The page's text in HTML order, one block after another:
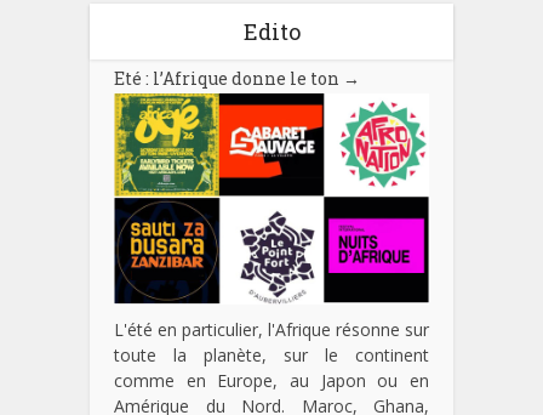
Edito
Eté : l’Afrique donne le ton →
L'été en particulier, l'Afrique résonne sur
toute la planète, sur le continent
comme en Europe, au Japon ou en
Amérique du Nord. Maroc, Ghana,